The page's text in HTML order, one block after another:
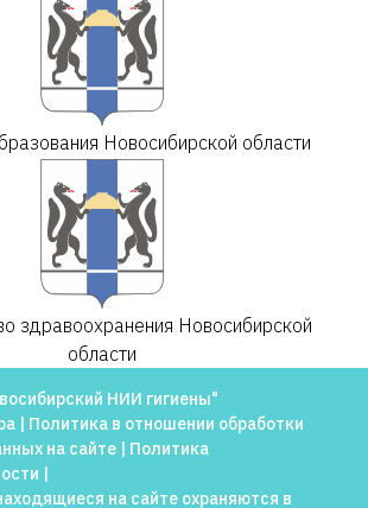
Новосибирской области
здравоохранения Новосибирской
области
НИИ гигиены"
| Политика в отношении обработки
на сайте | Политика
|
на сайте охраняются в